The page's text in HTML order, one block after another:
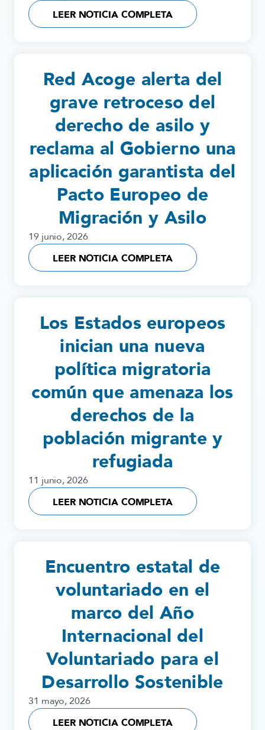
LEER NOTICIA COMPLETA
Red Acoge alerta del
grave retroceso del
derecho de asilo y
reclama al Gobierno una
aplicación garantista del
Pacto Europeo de
Migración y Asilo
19 junio, 2026
LEER NOTICIA COMPLETA
Los Estados europeos
inician una nueva
política migratoria
común que amenaza los
derechos de la
población migrante y
refugiada
11 junio, 2026
LEER NOTICIA COMPLETA
Encuentro estatal de
voluntariado en el
marco del Año
Internacional del
Voluntariado para el
Desarrollo Sostenible
31 mayo, 2026
LEER NOTICIA COMPLETA